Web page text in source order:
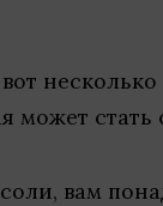
несколько
может
вам